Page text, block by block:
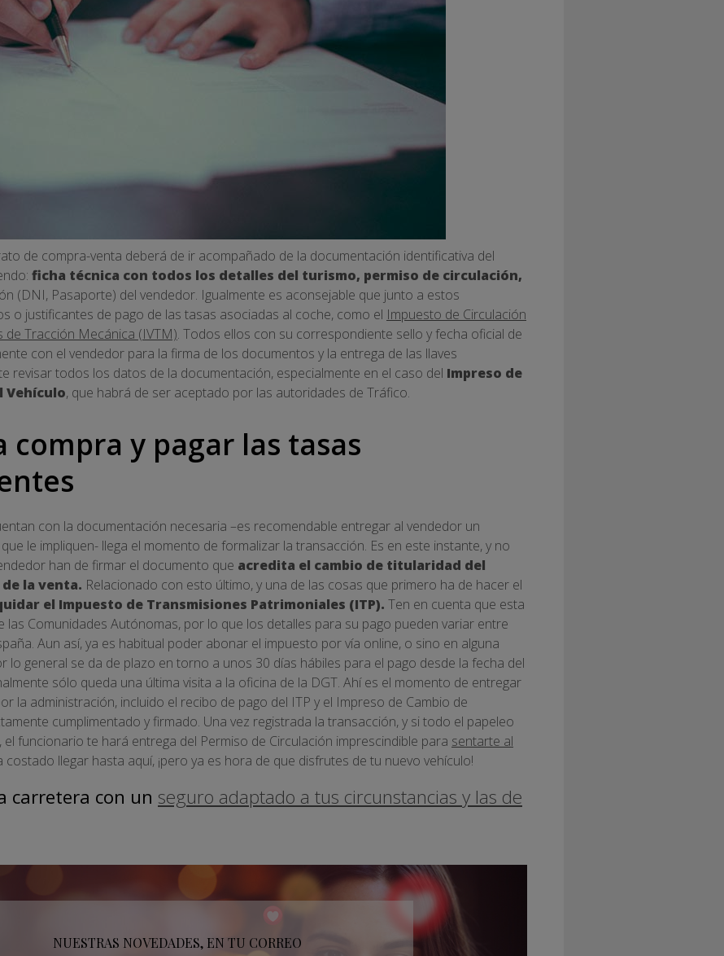
de compra-venta deberá de ir acompañado de la documentación identificativa del
ficha técnica con todos los detalles del turismo, permiso de circulación,
(DNI, Pasaporte) del vendedor. Igualmente es aconsejable que junto a estos
o justificantes de pago de las tasas asociadas al coche, como el Impuesto de Circulación
Tracción Mecánica (IVTM). Todos ellos con su correspondiente sello y fecha oficial de
con el vendedor para la firma de los documentos y la entrega de las llaves
revisar todos los datos de la documentación, especialmente en el caso del Impreso de
Vehículo, que habrá de ser aceptado por las autoridades de Tráfico.
compra y pagar las tasas
con la documentación necesaria –es recomendable entregar al vendedor un
le impliquen- llega el momento de formalizar la transacción. Es en este instante, y no
han de firmar el documento que acredita el cambio de titularidad del
la venta. Relacionado con esto último, y una de las cosas que primero ha de hacer el
el Impuesto de Transmisiones Patrimoniales (ITP). Ten en cuenta que esta
Comunidades Autónomas, por lo que los detalles para su pago pueden variar entre
Aun así, ya es habitual poder abonar el impuesto por vía online, o sino en alguna
lo general se da de plazo en torno a unos 30 días hábiles para el pago desde la fecha del
sólo queda una última visita a la oficina de la DGT. Ahí es el momento de entregar
la administración, incluido el recibo de pago del ITP y el Impreso de Cambio de
cumplimentado y firmado. Una vez registrada la transacción, y si todo el papeleo
funcionario te hará entrega del Permiso de Circulación imprescindible para sentarte al
costado llegar hasta aquí, ¡pero ya es hora de que disfrutes de tu nuevo vehículo!
carretera con un seguro adaptado a tus circunstancias y las de
NUESTRAS NOVEDADES, EN TU CORREO